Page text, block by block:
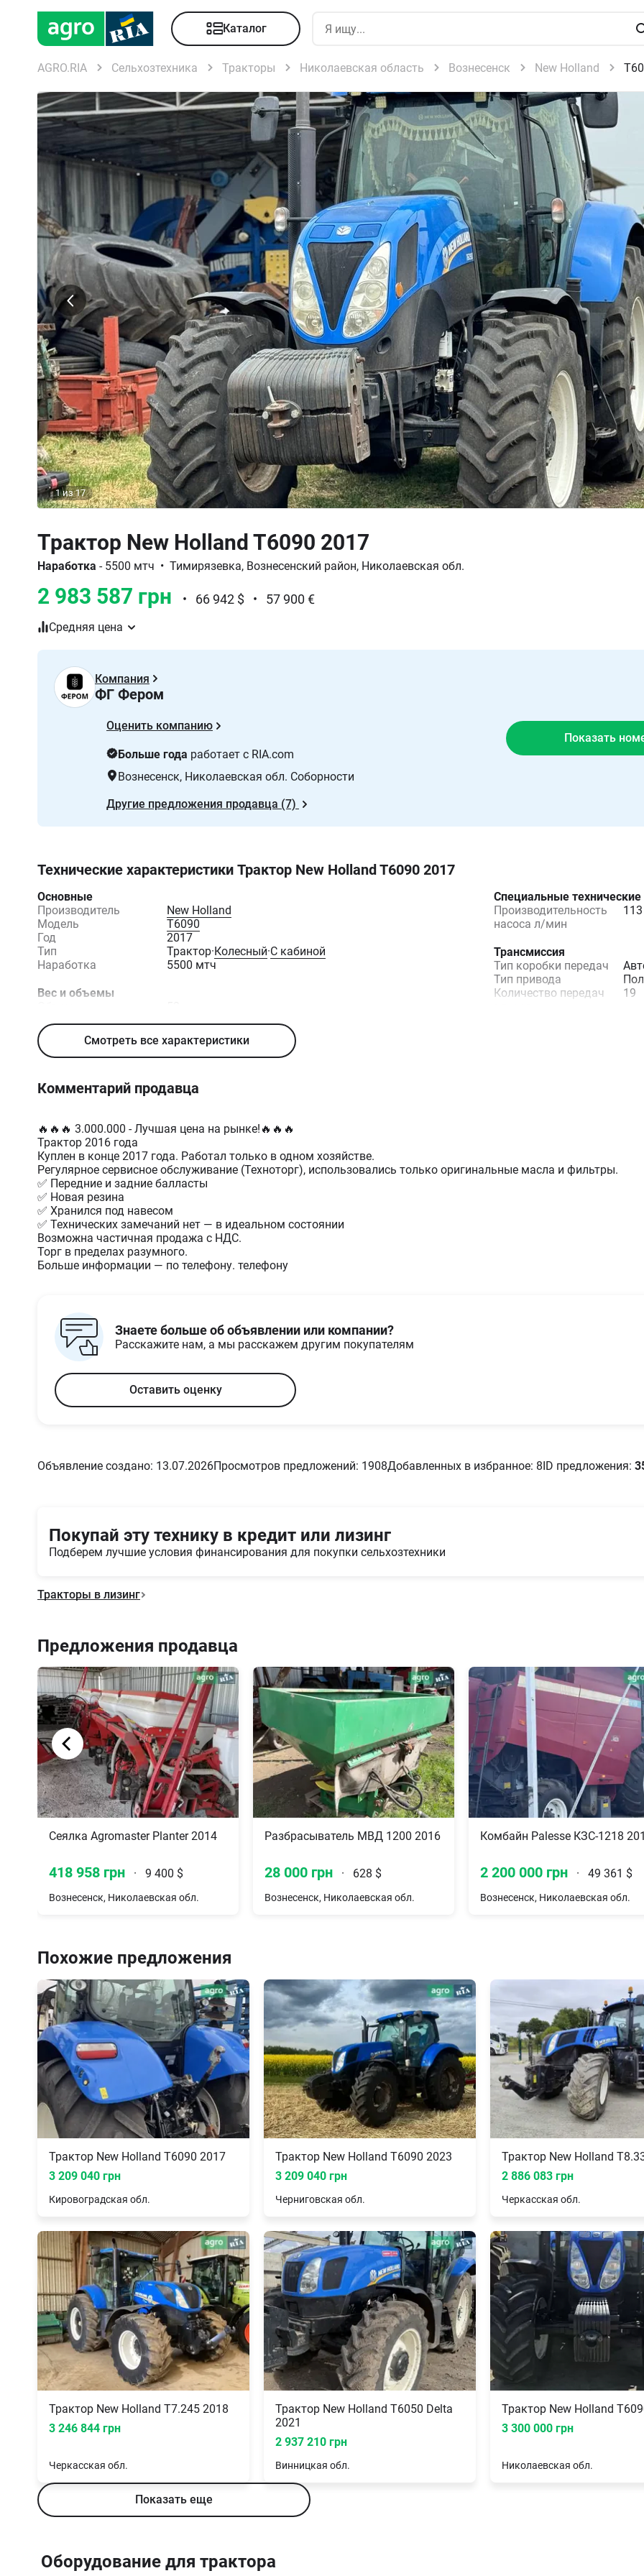
Каталог
AGRO.RIA Сельхозтехника Тракторы Николаевская область Вознесенск New Holland
1из 17
Трактор New Holland T6090 2017
Наработка - 5500 мтч • Тимирязевка, Вознесенский район, Николаевская обл.
2 983 587 грн • 66 942 $ • 57 900 €
Средняя цена
Компания
ФГ Фером
Оценить компанию
Больше года работает с RIA.com
Вознесенск, Николаевская обл. Соборности
Другие предложения продавца (7)
Показать
Технические характеристики Трактор New Holland T6090 2017
Основные
Производитель
New Holland
Модель
T6090
Год
2017
Тип
Трактор·Колесный·С кабиной
Наработка
5500 мтч
Вес и объемы
гидравлического бака,
л
Объем топливного
бака, л
250
Грузоподъемность
8257
Габариты и размеры
Транспортная длина,
мм
Транспортная ширина,
мм
2450
Транспортная высота,
мм
Клиренс, мм
440
Колесная база, мм
2734
Двигатель
Объем двигателя, см3
Максимальный
крутящий момент, Нм
710
Система запуска
двигателя
Электростартер
Количество цилиндров 6
Специальные технические
Производительность
насоса л/мин
113
Трансмиссия
Тип коробки передач
Тип привода
Количество передач
19
Эксплуатационные
Смотреть все характеристики
Комментарий продавца
🔥🔥🔥 3.000.000 - Лучшая цена на рынке!🔥🔥🔥
Трактор 2016 года
Куплен в конце 2017 года. Работал только в одном хозяйстве.
Регулярное сервисное обслуживание (Техноторг), использовались только оригинальные масла и фильтры.
✅ Передние и задние балласты
✅ Новая резина
✅ Хранился под навесом
✅ Технических замечаний нет — в идеальном состоянии
Возможна частичная продажа с НДС.
Торг в пределах разумного.
Больше информации — по телефону. телефону
Знаете больше об объявлении или компании?
Расскажите нам, а мы расскажем другим покупателям
Оставить оценку
Объявление создано: 13.07.2026Просмотров предложений: 1908Добавленных в избранное: 8ID предложения:
Покупай эту технику в кредит или лизинг
Подберем лучшие условия финансирования для покупки сельхозтехники
Тракторы в лизинг
Предложения продавца
Сеялка Agromaster Planter 2014
418 958 грн · 9 400 $
Вознесенск, Николаевская обл.
Разбрасыватель МВД 1200 2016
28 000 грн · 628 $
Вознесенск, Николаевская обл.
Комбайн Palesse КЗС-1218
2 200 000 грн · 49 361 $
Вознесенск, Николаевская обл.
Похожие предложения
Трактор New Holland T6090 2017
3 209 040 грн
Кировоградская обл.
Трактор New Holland T6090 2023
3 209 040 грн
Черниговская обл.
Трактор New Holland
2 886 083 грн
Черкасская обл.
Трактор New Holland T7.245 2018
3 246 844 грн
Черкасская обл.
Трактор New Holland T6050 Delta
2021
2 937 210 грн
Винницкая обл.
Трактор New Holland
3 300 000 грн
Николаевская обл.
Показать еще
Оборудование для трактора